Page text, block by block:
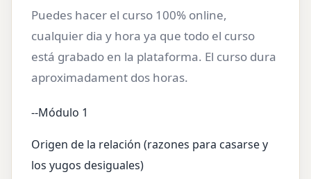
Puedes hacer el curso 100% online,
cualquier dia y hora ya que todo el curso
está grabado en la plataforma. El curso dura
aproximadament dos horas.
--Módulo 1
Origen de la relación (razones para casarse y
los yugos desiguales)